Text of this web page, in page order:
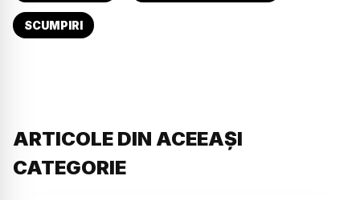
SCUMPIRI
ARTICOLE DIN ACEEAȘI
CATEGORIE